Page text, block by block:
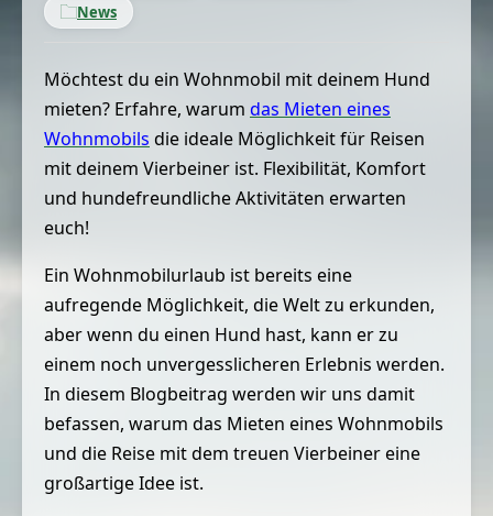
News
Möchtest du ein Wohnmobil mit deinem Hund
mieten? Erfahre, warum das Mieten eines
Wohnmobils die ideale Möglichkeit für Reisen
mit deinem Vierbeiner ist. Flexibilität, Komfort
und hundefreundliche Aktivitäten erwarten
euch!
Ein Wohnmobilurlaub ist bereits eine
aufregende Möglichkeit, die Welt zu erkunden,
aber wenn du einen Hund hast, kann er zu
einem noch unvergesslicheren Erlebnis werden.
In diesem Blogbeitrag werden wir uns damit
befassen, warum das Mieten eines Wohnmobils
und die Reise mit dem treuen Vierbeiner eine
großartige Idee ist.